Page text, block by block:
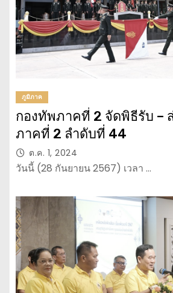
ภูมิภาค
กองทัพภาคที่ 2 จัดพิธีรับ –
ภาคที่ 2 ลำดับที่ 44
ต.ค. 1, 2024
วันนี้ (28 กันยายน 2567) เวลา …